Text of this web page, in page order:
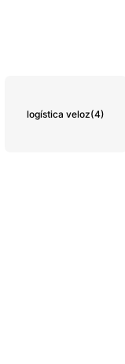
logística veloz(4)